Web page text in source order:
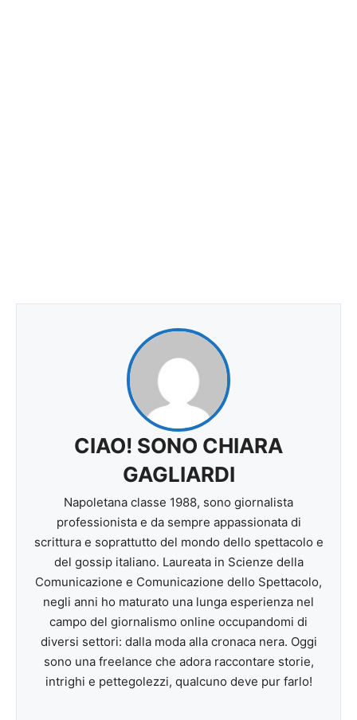
CIAO! SONO CHIARA
GAGLIARDI
Napoletana classe 1988, sono giornalista
professionista e da sempre appassionata di
scrittura e soprattutto del mondo dello spettacolo e
del gossip italiano. Laureata in Scienze della
Comunicazione e Comunicazione dello Spettacolo,
negli anni ho maturato una lunga esperienza nel
campo del giornalismo online occupandomi di
diversi settori: dalla moda alla cronaca nera. Oggi
sono una freelance che adora raccontare storie,
intrighi e pettegolezzi, qualcuno deve pur farlo!